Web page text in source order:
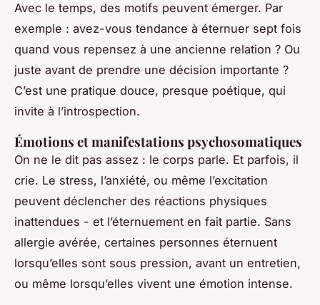
Avec le temps, des motifs peuvent émerger. Par
exemple : avez-vous tendance à éternuer sept fois
quand vous repensez à une ancienne relation ? Ou
juste avant de prendre une décision importante ?
C’est une pratique douce, presque poétique, qui
invite à l’introspection.
Émotions et manifestations psychosomatiques
On ne le dit pas assez : le corps parle. Et parfois, il
crie. Le stress, l’anxiété, ou même l’excitation
peuvent déclencher des réactions physiques
inattendues - et l’éternuement en fait partie. Sans
allergie avérée, certaines personnes éternuent
lorsqu’elles sont sous pression, avant un entretien,
ou même lorsqu’elles vivent une émotion intense.